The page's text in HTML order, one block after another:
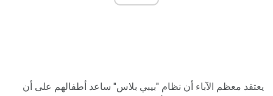
يعتقد معظم الآباء أن نظام "بيبي بلاس" ساعد أطفالهم على أن